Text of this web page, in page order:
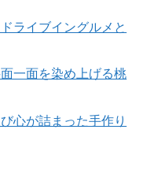
ライブイングルメと
一面を染め上げる桃
心が詰まった手作り